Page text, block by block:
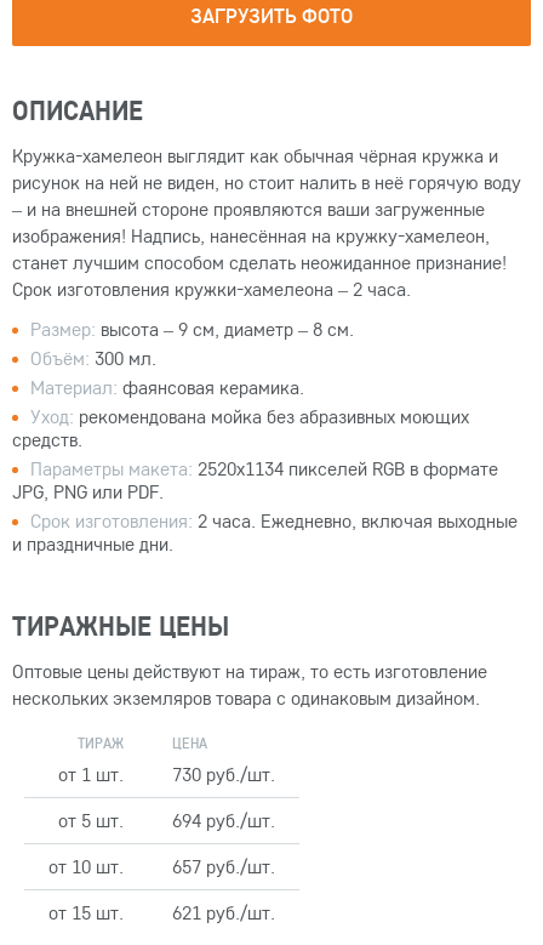
ЗАГРУЗИТЬ ФОТО
ОПИСАНИЕ
Кружка-хамелеон выглядит как обычная чёрная кружка и
рисунок на ней не виден, но стоит налить в неё горячую воду
– и на внешней стороне проявляются ваши загруженные
изображения! Надпись, нанесённая на кружку-хамелеон,
станет лучшим способом сделать неожиданное признание!
Срок изготовления кружки-хамелеона – 2 часа.
Размер: высота – 9 см, диаметр – 8 см.
Объём: 300 мл.
Материал: фаянсовая керамика.
Уход: рекомендована мойка без абразивных моющих
средств.
Параметры макета: 2520x1134 пикселей RGB в формате
JPG, PNG или PDF.
Срок изготовления: 2 часа. Ежедневно, включая выходные
и праздничные дни.
ТИРАЖНЫЕ ЦЕНЫ
Оптовые цены действуют на тираж, то есть изготовление
нескольких экземляров товара с одинаковым дизайном.
ТИРАЖ ЦЕНА
от 1 шт.
730 руб./шт.
от 5 шт.
694 руб./шт.
от 10 шт.
657 руб./шт.
от 15 шт.
621 руб./шт.